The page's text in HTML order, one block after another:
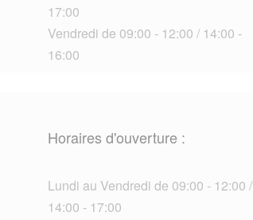
17:00
Vendredi de 09:00 - 12:00 / 14:00 -
16:00
Horaires d'ouverture :
Lundi au Vendredi de 09:00 - 12:00 /
14:00 - 17:00